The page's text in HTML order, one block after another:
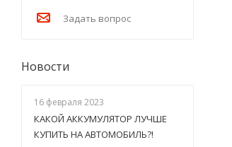
Задать вопрос
Новости
16 февраля 2023
КАКОЙ АККУМУЛЯТОР ЛУЧШЕ
КУПИТЬ НА АВТОМОБИЛЬ?!